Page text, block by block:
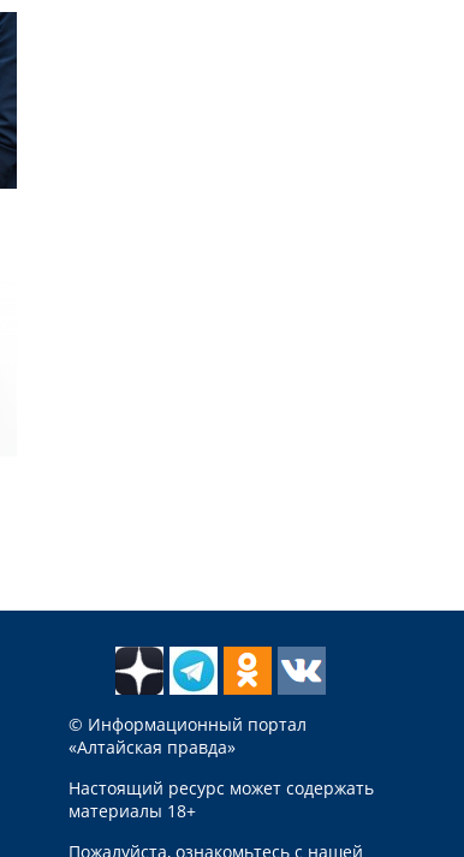
© Информационный портал
«Алтайская правда»
Настоящий ресурс может содержать
материалы 18+
Пожалуйста, ознакомьтесь с нашей